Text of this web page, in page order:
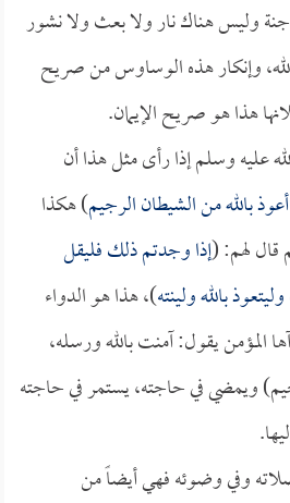
وليس هناك نار ولا بعث ولا نشور
وإنكار هذه الوساوس من صريح
هذا هو صريح الإيمان.
عليه وسلم إذا رأى مثل هذا أن
بالله من الشيطان الرجيم) هكذا
قال لهم: (إذا وجدتم ذلك فليقل
بالله ولينته)، هذا هو الدواء
المؤمن يقول: آمنت بالله ورسله،
ويمضي في حاجته، يستمر في حاجته
وفي وضوئه فهي أيضاً من